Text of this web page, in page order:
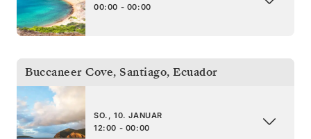
00:00 - 00:00
Buccaneer Cove, Santiago, Ecuador
SO., 10. JANUAR
12:00 - 00:00